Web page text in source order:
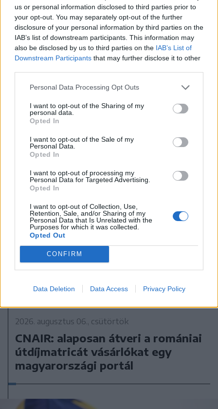
us or personal information disclosed to third parties prior to
your opt-out. You may separately opt-out of the further
disclosure of your personal information by third parties on the
IAB’s list of downstream participants. This information may
also be disclosed by us to third parties on the IAB’s List of
Downstream Participants that may further disclose it to other
Personal Data Processing Opt Outs
I want to opt-out of the Sharing of my
personal data.
Opted In
I want to opt-out of the Sale of my
Personal Data.
Opted In
I want to opt-out of processing my
Personal Data for Targeted Advertising.
Opted In
I want to opt-out of Collection, Use,
Retention, Sale, and/or Sharing of my
Personal Data that Is Unrelated with the
Purposes for which it was collected.
Opted Out
CONFIRM
Data Deletion Data Access Privacy Policy
Több fiatal áldozatot szednek a
közutak, mint a drog
2026. augusztus 06., csütörtök
CNAIR: alaposan átveri a romániai
útdíjmatricát vásárlókat egy
magyarországi portál